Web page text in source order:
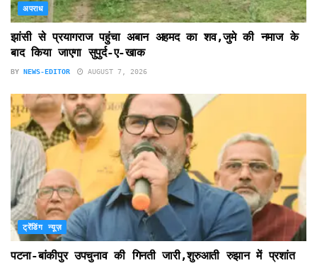
अपराध
झांसी से प्रयागराज पहुंचा अबान अहमद का शव,जुमे की नमाज के
बाद किया जाएगा सुपुर्द-ए-खाक
BY NEWS-EDITOR AUGUST 7, 2026
ट्रेंडिंग न्यूज़
पटना-बांकीपुर उपचुनाव की गिनती जारी,शुरुआती रुझान में प्रशांत